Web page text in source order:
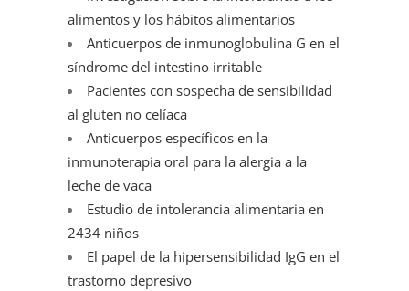
alimentos y los hábitos alimentarios
Anticuerpos de inmunoglobulina G en el
síndrome del intestino irritable
Pacientes con sospecha de sensibilidad
al gluten no celíaca
Anticuerpos específicos en la
inmunoterapia oral para la alergia a la
leche de vaca
Estudio de intolerancia alimentaria en
2434 niños
El papel de la hipersensibilidad IgG en el
trastorno depresivo